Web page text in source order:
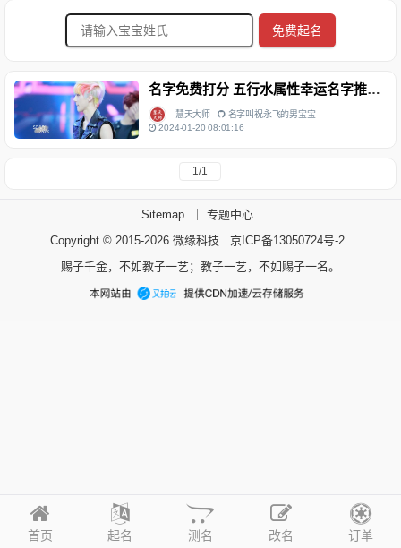
免费起名
名字免费打分 五行水属性幸运名字推荐 男孩名字五格分析 祝永飞
慧天大师
名字叫祝永飞的男宝宝
2024-01-20 08:01:16
1/1
首页 起名 测名 改名 订单
Sitemap
专题中心
Copyright © 2015-2026 微缘科技
京ICP备13050724号-2
赐子千金，不如教子一艺；教子一艺，不如赐子一名。